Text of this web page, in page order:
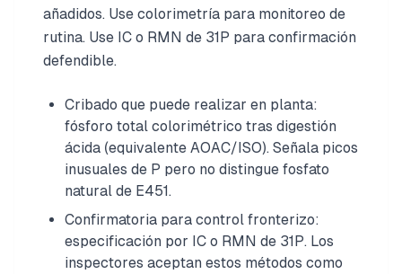
añadidos. Use colorimetría para monitoreo de
rutina. Use IC o RMN de 31P para confirmación
defendible.
Cribado que puede realizar en planta:
fósforo total colorimétrico tras digestión
ácida (equivalente AOAC/ISO). Señala picos
inusuales de P pero no distingue fosfato
natural de E451.
Confirmatoria para control fronterizo:
especificación por IC o RMN de 31P. Los
inspectores aceptan estos métodos como